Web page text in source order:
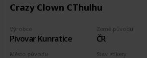
Crazy Clown CThulhu
Výrobce
Pivovar Kunratice
Země původu
ČR
Stav etikety
Město původu